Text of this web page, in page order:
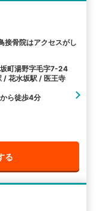
接骨院はアクセスがし
町湯野字毛字7-24
/ 花水坂駅 / 医王寺
ら徒歩4分
る